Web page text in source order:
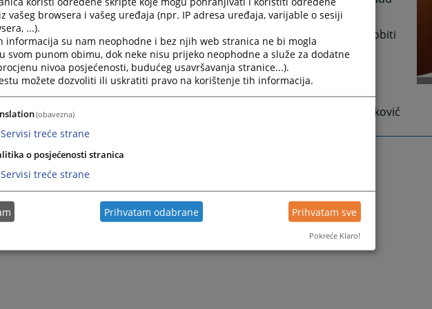
se da ćete ovim putem zadovoljiti Vaše potrebe za informacijama, te dobiti
sliku o našim uslugama.
SUDA
Jasmina Miljković
vašeg browsera i vašeg uređaja (npr. IP adresa uređaja, varijable o sesiji
...).
informacija su nam neophodne i bez njih web stranica ne bi mogla
svom punom obimu, dok neke nisu prijeko neophodne a služe za dodatne
nivoa posjećenosti, budućeg usavršavanja stranice...).
možete dozvoliti ili uskratiti pravo na korištenje tih informacija.
(obavezna)
Servisi treće strane
o posjećenosti stranica
Servisi treće strane
Prihvatam odabrane Prihvatam sve
Pokreće Klaro!